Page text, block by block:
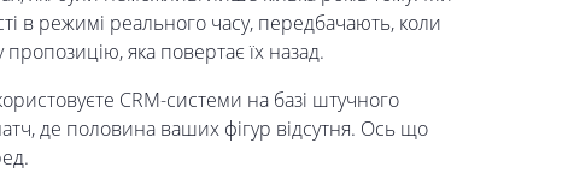
в режимі реального часу, передбачають, коли
яка повертає їх назад.
CRM-системи на базі штучного
де половина ваших фігур відсутня. Ось що